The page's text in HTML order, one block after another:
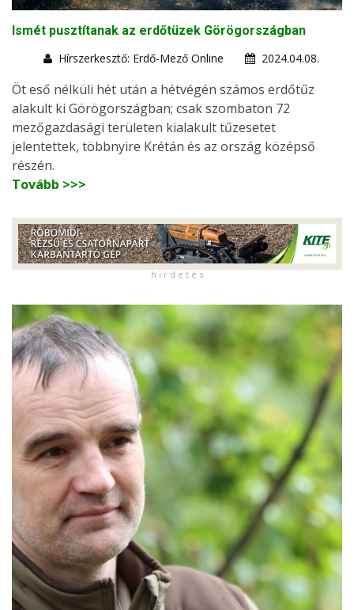
Ismét pusztítanak az erdőtüzek Görögországban
Hírszerkesztő: Erdő-Mező Online
2024.04.08.
Öt eső nélküli hét után a hétvégén számos erdőtűz
alakult ki Görögországban; csak szombaton 72
mezőgazdasági területen kialakult tűzesetet
jelentettek, többnyire Krétán és az ország középső
részén.
Tovább >>>
h i r d e t é s